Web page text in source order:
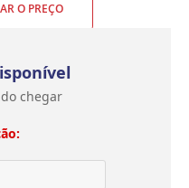
O PREÇO
chegar